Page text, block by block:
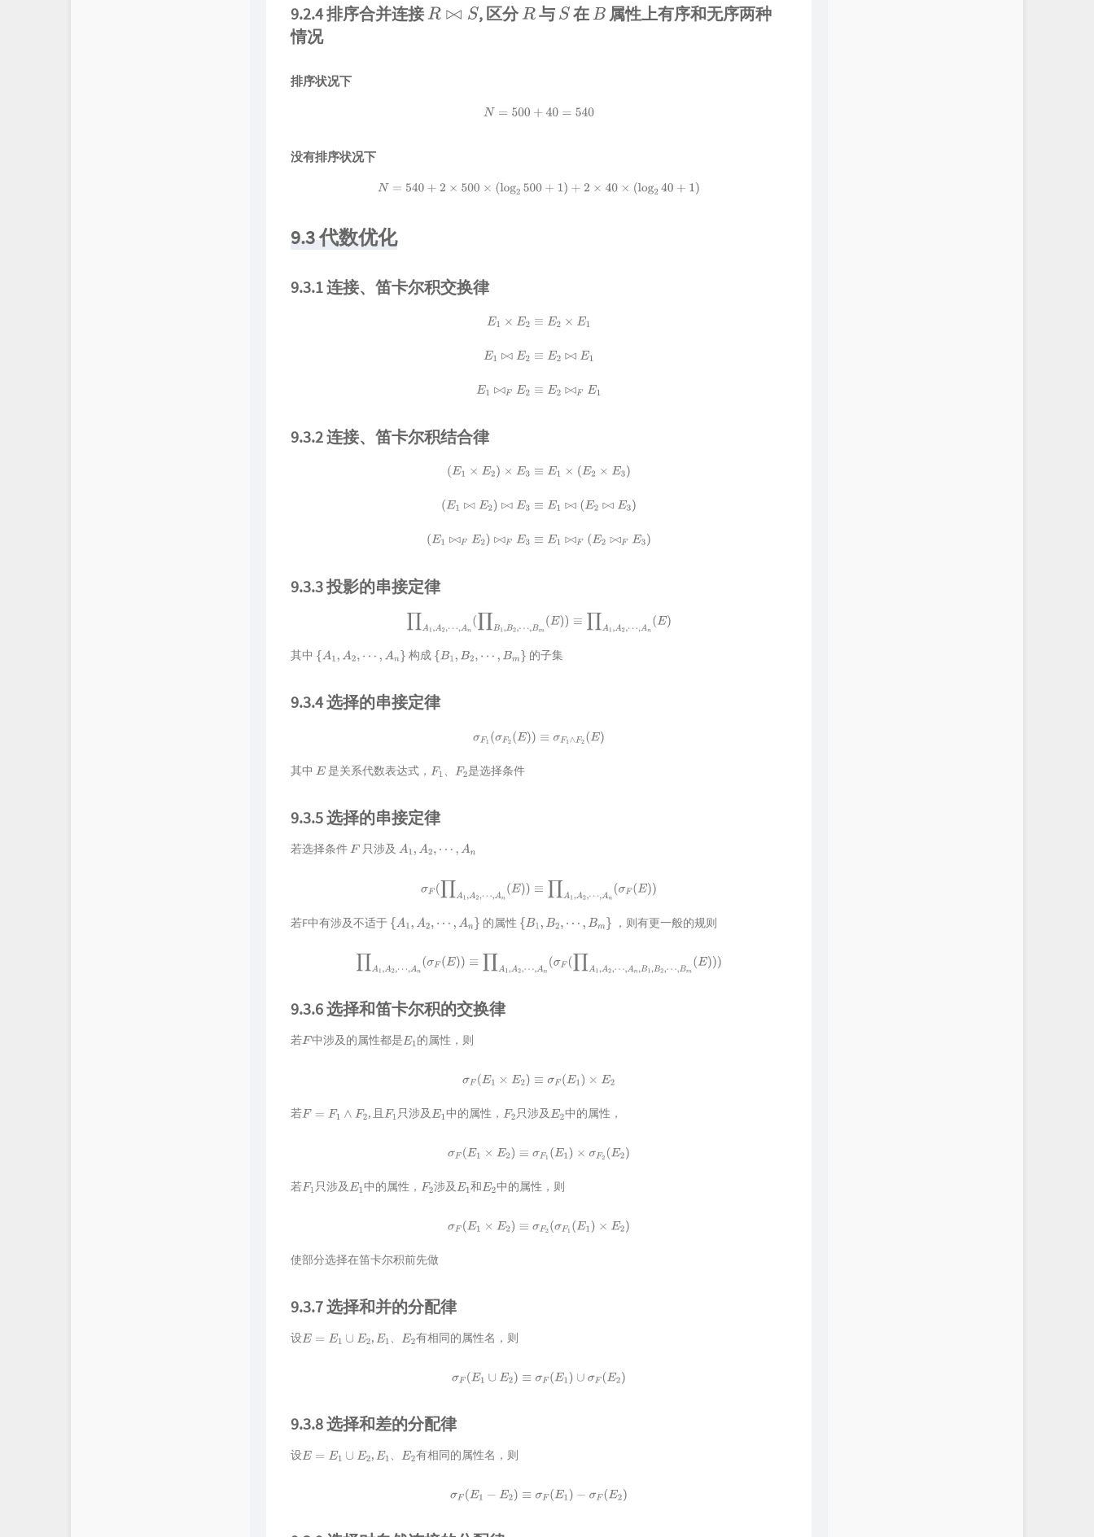
9.2.4 排序合并连接R⋈S , 区分R与 S在B 属性上有序和无序两种
情况
排序状况下
N =500 +40=540
没有排序状况下
N= 540+2× 500×(log 2500 +1 )+2 ×40× (log2 40 +1)
9.3 代数优化
9.3.1 连接、笛卡尔积交换律
E 1×E 2≡E 2×E 1
E1 ⋈E 2≡E 2⋈ E1
E1⋈FE 2≡E 2⋈ FE1
9.3.2 连接、笛卡尔积结合律
(E1× E2 )×E 3≡E 1× E2 ×E3)
( E1⋈ E2) ⋈E 3≡E 1⋈ (E2 ⋈E3 )
(E 1⋈F E2)⋈FE 3≡E 1⋈ F(E2 ⋈FE 3)
9.3.3 投影的串接定律
∏ A ,⋯ ,A ∏ 1 ⋯, m(E)) ≡∏ A ⋯ E
其中 {A1,A 2,⋯,An 构成 {B1,B 2,⋯,Bm } 的子集
9.3.4 选择的串接定律
σF1(σF2(E) ≡σ F1∧F2(E)
其中 E 是关系代数表达式， F1 、 F2是选择条件
9.3.5 选择的串接定律
若选择条件F 只涉及 A1,A2,⋯, A n
∏ A ⋯ An(E) )≡∏ A , (σ F(E))
若F中有涉及不适于 {A1,A 2,⋯,An 的属性 {B1,B 2,⋯,Bm } ，则有更一般的规则
∏ 2 ⋯,An(σF(E ))≡ , 2, n( σF(∏A 2 ⋯, 1 B2 ⋯, (E ))
9.3.6 选择和笛卡尔积的交换律
若F 中涉及的属性都是E1 的属性，则
σ (E 1×E2 )≡σF(E1)× E
若F= F1 ∧F2 , 且 F1 只涉及E1中的属性， F2 只涉及E2 中的属性，
σ (E 1×E2 )≡σF1(E1)× σ F2 (E2)
若F1 只涉及E1 中的属性， F2涉及E1和E2 中的属性，则
σ (E 1×E2 )≡σF2(σF1(E1)× E 2)
使部分选择在笛卡尔积前先做
9.3.7 选择和并的分配律
设E= E1 ∪E2 ,E1 、 E2 有相同的属性名，则
σ F(E 1∪E2 )≡ σF(E1)∪ σ F( E2)
9.3.8 选择和差的分配律
设E= E1 ∪E2 ,E1 、 E2 有相同的属性名，则
σ F(E 1−E2 )≡ σF(E1)− σ F( E2)